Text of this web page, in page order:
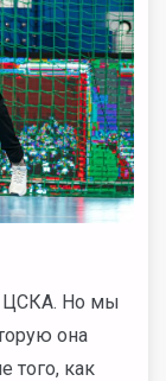
ЦСКА. Но мы
она
того, как